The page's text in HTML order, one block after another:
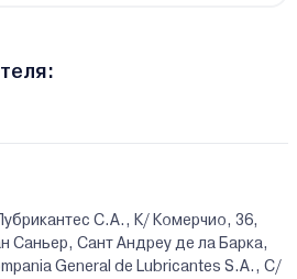
С.А., К/ Комерчио, 36,
Саньер, Сант Андреу де ла Барка,
General de Lubricantes S.A., C/